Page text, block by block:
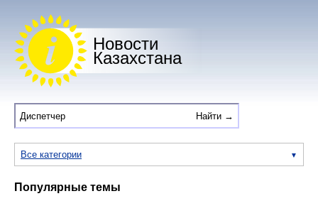
Новости
Казахстана
Все категории
Популярные темы